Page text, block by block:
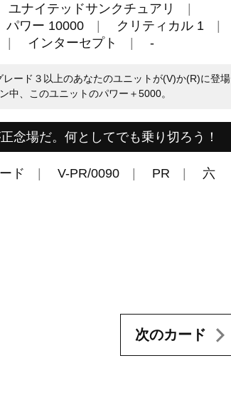
ユナイテッドサンクチュアリ
パワー 10000
クリティカル 1
インターセプト -
レード３以上のあなたのユニットが(V)か(R)に登場
中、このユニットのパワー＋5000。
念場だ。何としてでも乗り切ろう！
ド V-PR/0090 PR 六
次のカード